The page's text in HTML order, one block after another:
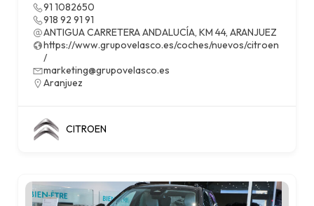
91 1082650
918 92 91 91
ANTIGUA CARRETERA ANDALUCÍA, KM 44, ARANJUEZ
https://www.grupovelasco.es/coches/nuevos/citroen
/
marketing@grupovelasco.es
Aranjuez
CITROEN